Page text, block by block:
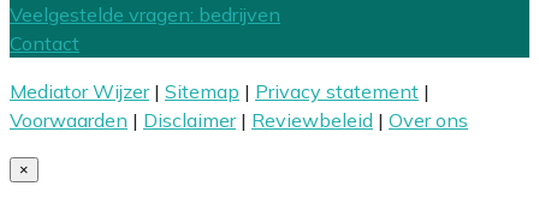
Veelgestelde vragen: bedrijven
Contact
Mediator Wijzer| Sitemap | Privacy statement |
Voorwaarden | Disclaimer| Reviewbeleid | Over ons
×